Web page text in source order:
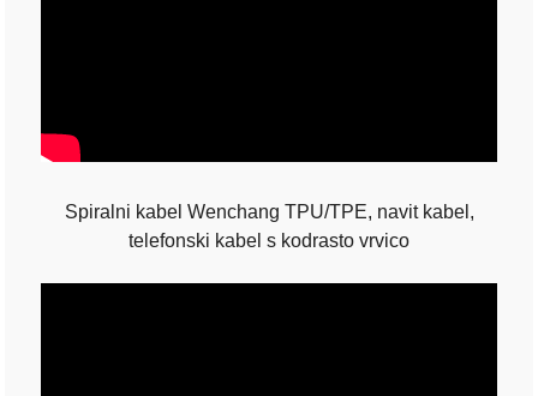
Spiralni kabel Wenchang TPU/TPE, navit kabel,
telefonski kabel s kodrasto vrvico